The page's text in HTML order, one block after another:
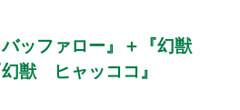
ッファロー』＋『幻獣
獣 ヒャッココ』